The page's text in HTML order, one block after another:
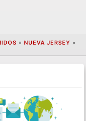
» NUEVA JERSEY »